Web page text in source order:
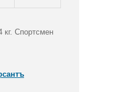
кг. Спортсмен